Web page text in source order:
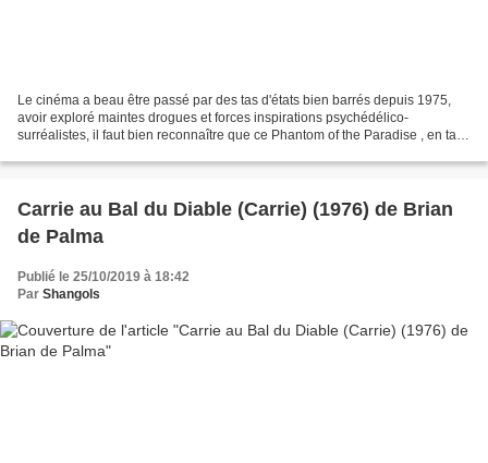
Le cinéma a beau être passé par des tas d'états bien barrés depuis 1975,
avoir exploré maintes drogues et forces inspirations psychédélico-
surréalistes, il faut bien reconnaître que ce Phantom of the Paradise , en tant
Carrie au Bal du Diable (Carrie) (1976) de Brian
de Palma
Publié le 25/10/2019 à 18:42
Par Shangols